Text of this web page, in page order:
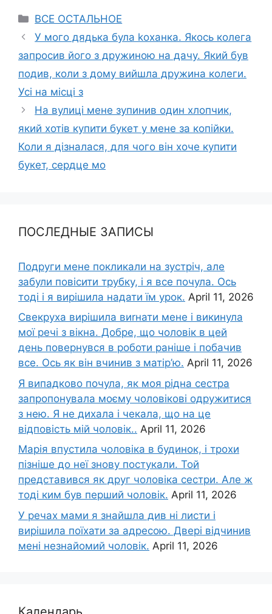
Categories
ВСЕ ОСТАЛЬНОЕ
У мого дядька була kоханка. Якось колега
запросив його з дружиною на дачу. Який був
подив, коли з дому вийшла дружина колеги.
Усі на місці з
На вулиці мене зупинив один хлопчик,
який хотів купити букет у мене за копійки.
Коли я дізналася, для чого він хоче купити
букет, сердце мо
ПОСЛЕДНЫЕ ЗАПИСЫ
Подруги мене покликали на зустріч, але
забули повісити трубку, і я все почула. Ось
тоді і я вирішила надати їм урок. April 11, 2026
Свекруха вирішила виrнати мене і викинула
мої речі з вікна. Добре, що чоловік в цей
день повернувся в роботи раніше і побачив
все. Ось як він вчинив з матір’ю. April 11, 2026
Я випадково почула, як моя рідна сестра
запропонувала моєму чоловікові одружитися
з нею. Я не дихала і чекала, що на це
відповість мій чоловік.. April 11, 2026
Марія впустила чоловіка в будинок, і трохи
пізніше до неї знову постукали. Той
представився як друг чоловіка сестри. Але ж
тоді ким був перший чоловік. April 11, 2026
У речах мами я знайшла див ні листи і
вирішила поїхати за адресою. Двері відчинив
мені незнайомий чоловік. April 11, 2026